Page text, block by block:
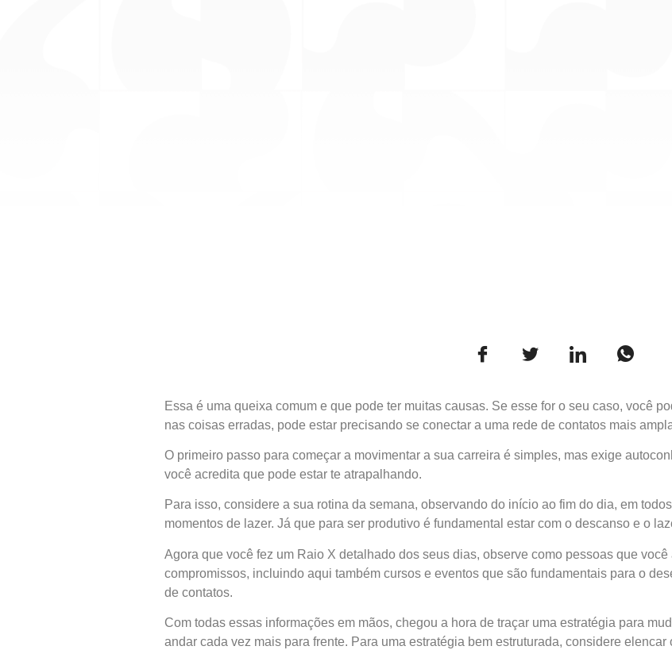
Essa é uma queixa comum e que pode ter muitas causas. Se esse for o seu caso, você
nas coisas erradas, pode estar precisando se conectar a uma rede de contatos mais
O primeiro passo para começar a movimentar a sua carreira é simples, mas exige
você acredita que pode estar te atrapalhando.
Para isso, considere a sua rotina da semana, observando do início ao fim do dia, em
momentos de lazer. Já que para ser produtivo é fundamental estar com o descanso e o
Agora que você fez um Raio X detalhado dos seus dias, observe como pessoas que
compromissos, incluindo aqui também cursos e eventos que são fundamentais para o
de contatos.
Com todas essas informações em mãos, chegou a hora de traçar uma estratégia para
andar cada vez mais para frente. Para uma estratégia bem estruturada, considere